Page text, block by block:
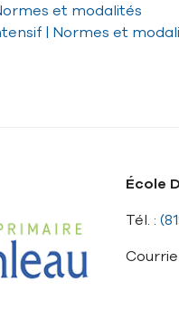
et modalités
| Normes et
École
Tél. :